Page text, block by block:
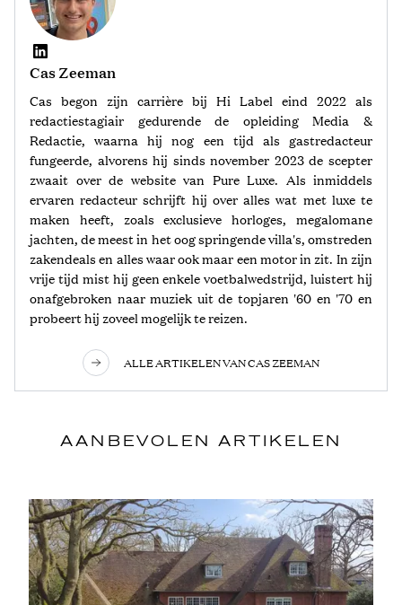
Cas Zeeman
Cas begon zijn carrière bij Hi Label eind 2022 als
redactiestagiair gedurende de opleiding Media &
Redactie, waarna hij nog een tijd als gastredacteur
fungeerde, alvorens hij sinds november 2023 de scepter
zwaait over de website van Pure Luxe. Als inmiddels
ervaren redacteur schrijft hij over alles wat met luxe te
maken heeft, zoals exclusieve horloges, megalomane
jachten, de meest in het oog springende villa's, omstreden
zakendeals en alles waar ook maar een motor in zit. In zijn
vrije tijd mist hij geen enkele voetbalwedstrijd, luistert hij
onafgebroken naar muziek uit de topjaren '60 en '70 en
probeert hij zoveel mogelijk te reizen.
ALLE ARTIKELEN VAN CAS ZEEMAN
AANBEVOLEN ARTIKELEN